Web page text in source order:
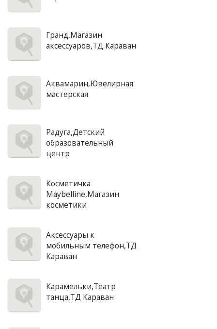
Гранд,Магазин
аксессуаров,ТД Караван
Аквамарин,Ювелирная
мастерская
Радуга,Детский
образовательный
центр
Косметичка
Maybelline,Магазин
косметики
Аксессуары к
мобильным телефон,ТД
Караван
Карамельки,Театр
танца,ТД Караван